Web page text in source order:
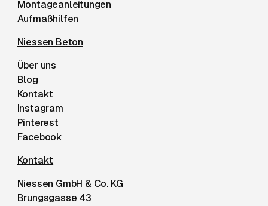
Montageanleitungen
Aufmaßhilfen
Niessen Beton
Über uns
Blog
Kontakt
Instagram
Pinterest
Facebook
Kontakt
Niessen GmbH & Co. KG
Brungsgasse 43